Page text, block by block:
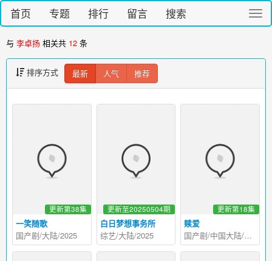
切
换
首页 专题 排行 留言 搜索
与 李卓扬 相关共 12 条
排序方式 最新 人气 推荐
一笑随歌
更新第38集
国产剧/大陆/2025
白日梦想事务所
更新至20250504期
综艺/大陆/2025
赎爱
更新第18集
国产剧/中国大陆/2024